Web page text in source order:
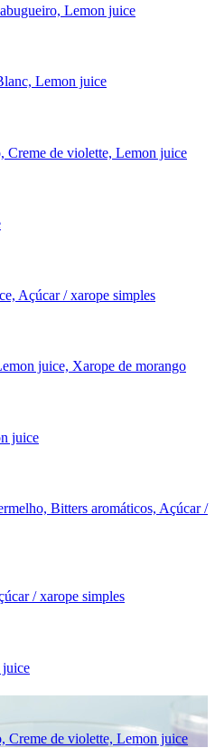
Lemon juice
Lemon juice
Creme de violette, Lemon juice
Açúcar / xarope simples
juice, Xarope de morango
juice
Bitters aromáticos, Açúcar /
/ xarope simples
juice
Creme de violette, Lemon juice